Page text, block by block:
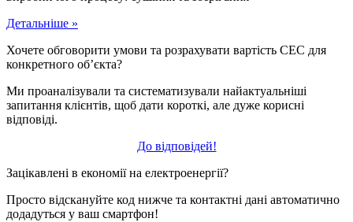
Детальніше »
Хочете обговорити умови та розрахувати вартість СЕС для
конкретного об’єкта?
Ми проаналізували та систематизували найактуальніші
запитання клієнтів, щоб дати короткі, але дуже корисні
відповіді.
До відповідей!
Зацікавлені в економії на електроенергії?
Просто відскануйте код нижче та контактні дані автоматично
додадуться у ваш смартфон!